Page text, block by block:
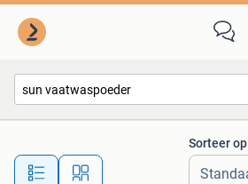
Alle afstanden…
Sorteer op